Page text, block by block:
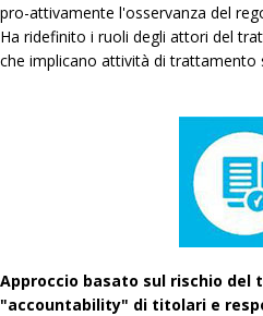
pro-attivamente l'osservanza del
Ha ridefinito i ruoli degli attori del
che implicano attività di trattamento
Approccio basato sul rischio
"accountability" di titolari e